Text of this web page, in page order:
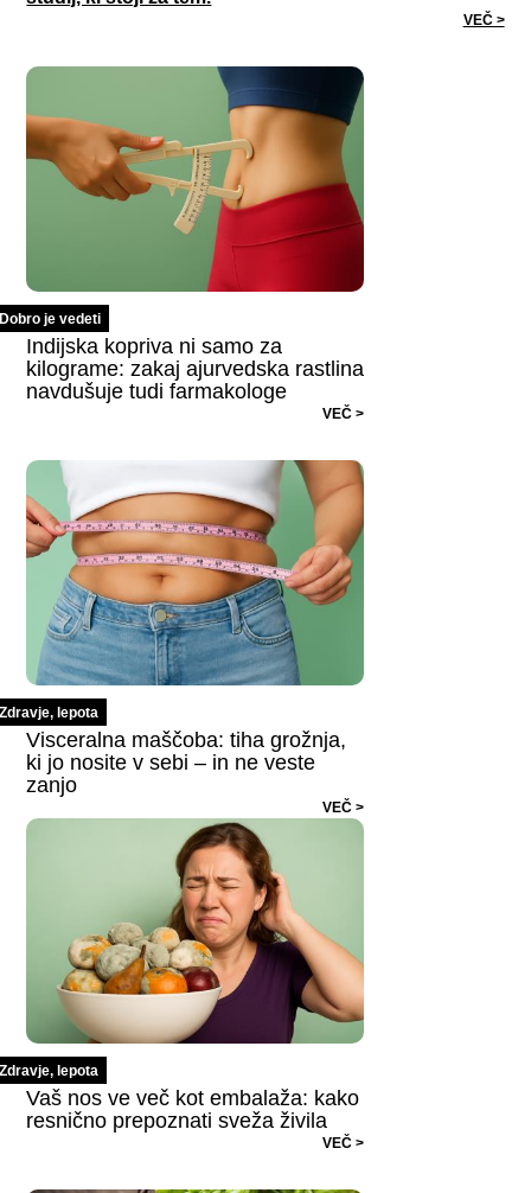
VEČ >
Dobro je vedeti
Indijska kopriva ni samo za
kilograme: zakaj ajurvedska rastlina
navdušuje tudi farmakologe
VEČ >
Zdravje, lepota
Visceralna maščoba: tiha grožnja,
ki jo nosite v sebi – in ne veste
zanjo
VEČ >
Zdravje, lepota
Vaš nos ve več kot embalaža: kako
resnično prepoznati sveža živila
VEČ >